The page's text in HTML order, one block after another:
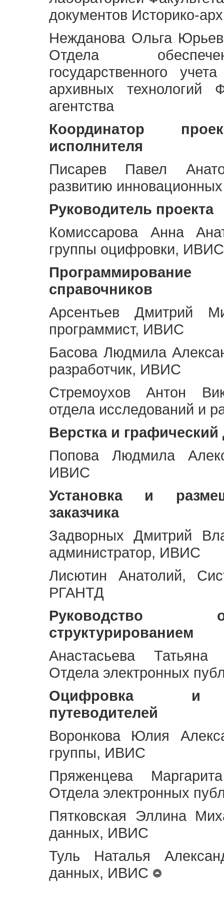
документов Историко-
Нежданова Ольга
Отдела
государственного
архивных технологий
агентства
Координатор
исполнителя
Писарев Павел
развитию
Руководитель проекта
Комиссарова Анна
группы оцифровки, ИВИС
Программирование
справочников
Арсентьев Дмитрий
программист, ИВИС
Басова Людмила
разработчик, ИВИС
Стремоухов Антон
отдела исследований и
Верстка и графический
Попова Людмила
ИВИС
Установка и
заказчика
Задворных Дмитрий
администратор, ИВИС
Лисютин Анатолий,
РГАНТД
Руководство
структурированием
Анастасьева Татьяна
Отдела электронных
Оцифровка и
путеводителей
Воронкова Юлия
группы, ИВИС
Пряженцева
Отдела электронных
Пятковская Эллина
данных, ИВИС
Туль Наталья
данных, ИВИС